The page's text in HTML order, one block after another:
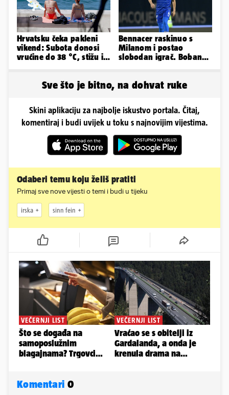
Hrvatsku čeka pakleni
vikend: Subota donosi
vrućine do 38 °C, stižu i
Bennacer raskinuo s
Milanom i postao
slobodan igrač. Boban
Sve što je bitno, na dohvat ruke
Skini aplikaciju za najbolje iskustvo portala. Čitaj,
komentiraj i budi uvijek u toku s najnovijim vijestima.
Odaberi temu koju želiš pratiti
Primaj sve nove vijesti o temi i budi u tijeku
irska sinn fein
Komentari 0